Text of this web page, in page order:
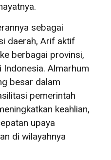
sebagai
daerah, Arif aktif
berbagai provinsi,
Almarhum
besar dalam
pemerintah
keahlian,
upaya
di wilayahnya